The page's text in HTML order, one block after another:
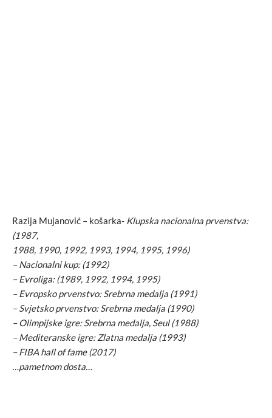
Razija Mujanović – košarka- Klupska nacionalna prvenstva:
(1987,
1988, 1990, 1992, 1993, 1994, 1995, 1996)
– Nacionalni kup: (1992)
– Evroliga: (1989, 1992, 1994, 1995)
– Evropsko prvenstvo: Srebrna medalja (1991)
– Svjetsko prvenstvo: Srebrna medalja (1990)
– Olimpijske igre: Srebrna medalja, Seul (1988)
– Mediteranske igre: Zlatna medalja (1993)
– FIBA hall of fame (2017)
…pametnom dosta…